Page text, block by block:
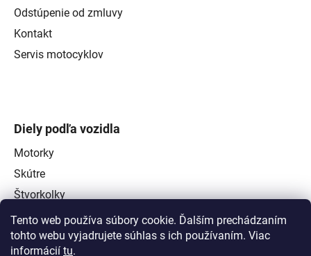
Tento web používa súbory cookie. Ďalším prechádzaním
tohto webu vyjadrujete súhlas s ich používaním. Viac
informácií tu.
Odstúpenie od zmluvy
Kontakt
Servis motocyklov
Diely podľa vozidla
Motorky
Skútre
Štvorkolky